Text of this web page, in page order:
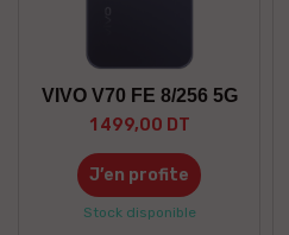
VIVO V70 FE 8/256 5G
1 499,00 DT
J’en profite
Stock disponible